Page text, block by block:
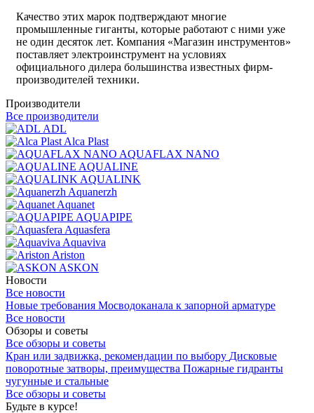
Качество этих марок подтверждают многие
промышленные гиганты, которые работают с ними уже
не один десяток лет. Компания «Магазин инструментов»
поставляет электроинструмент на условиях
официального дилера большинства известных фирм-
производителей техники.
Производители
Все производители
ADL
Alca Plast
AQUAFLAX NANO
AQUALINE
AQUALINK
Aquanerzh
Aquanet
AQUAPIPE
Aquasfera
Aquaviva
Ariston
ASKON
Новости
Все новости
Новые требования Мосводоканала к запорной арматуре
Все новости
Обзоры и советы
Все обзоры и советы
Кран или задвижка, рекомендации по выбору Дисковые
поворотные затворы, преимущества Пожарные гидранты
чугунные и стальные
Все обзоры и советы
Будьте в курсе!